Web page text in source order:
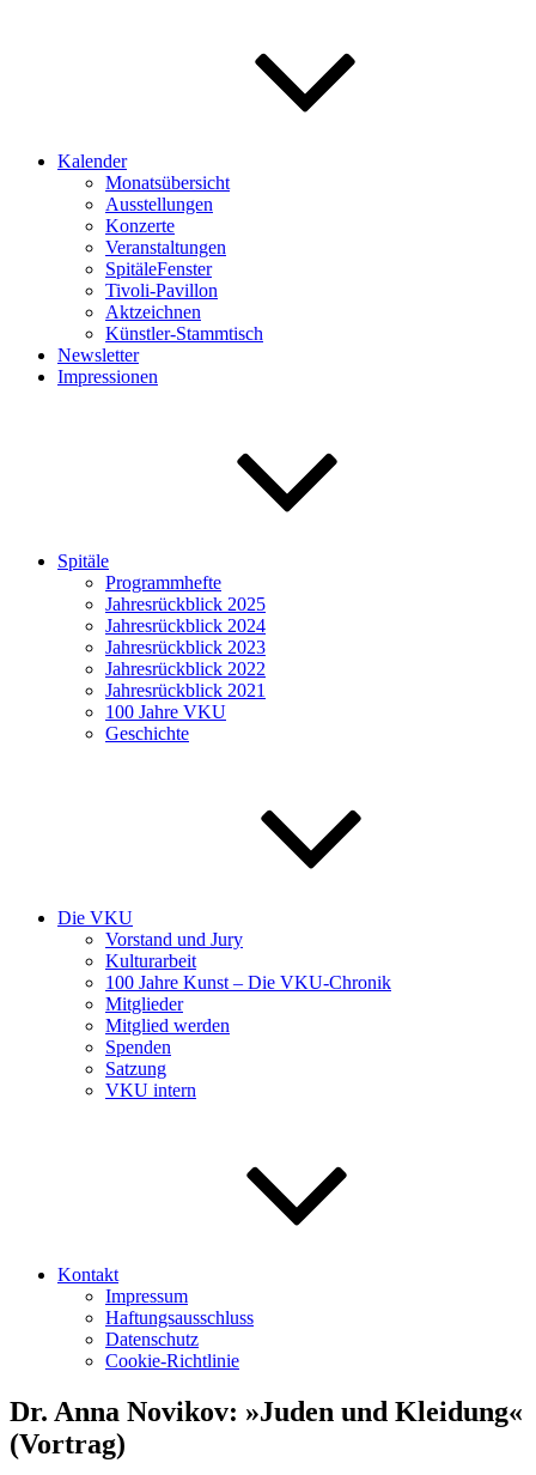
Kalender
Monatsübersicht
Ausstellungen
Konzerte
Veranstaltungen
SpitäleFenster
Tivoli-Pavillon
Aktzeichnen
Künstler-Stammtisch
Newsletter
Impressionen
Spitäle
Programmhefte
Jahresrückblick 2025
Jahresrückblick 2024
Jahresrückblick 2023
Jahresrückblick 2022
Jahresrückblick 2021
100 Jahre VKU
Geschichte
Die VKU
Vorstand und Jury
Kulturarbeit
100 Jahre Kunst – Die VKU-Chronik
Mitglieder
Mitglied werden
Spenden
Satzung
VKU intern
Kontakt
Impressum
Haftungsausschluss
Datenschutz
Cookie-Richtlinie
Dr. Anna Novikov: »Juden und Kleidung«
(Vortrag)